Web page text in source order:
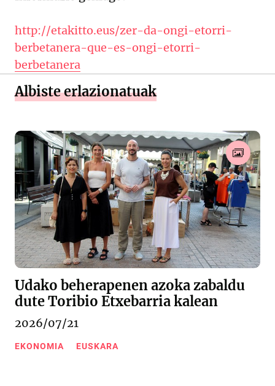
http://etakitto.eus/zer-da-ongi-etorri-
berbetanera-que-es-ongi-etorri-
berbetanera
Albiste erlazionatuak
Udako beherapenen azoka zabaldu
dute Toribio Etxebarria kalean
2026/07/21
EKONOMIA EUSKARA